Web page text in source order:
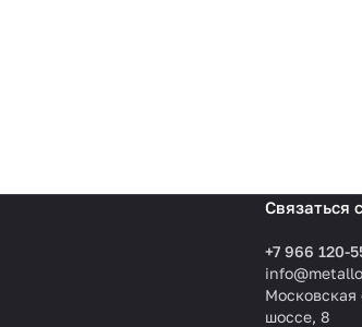
Связаться
+7 966 120-
Московская
шоссе, 8